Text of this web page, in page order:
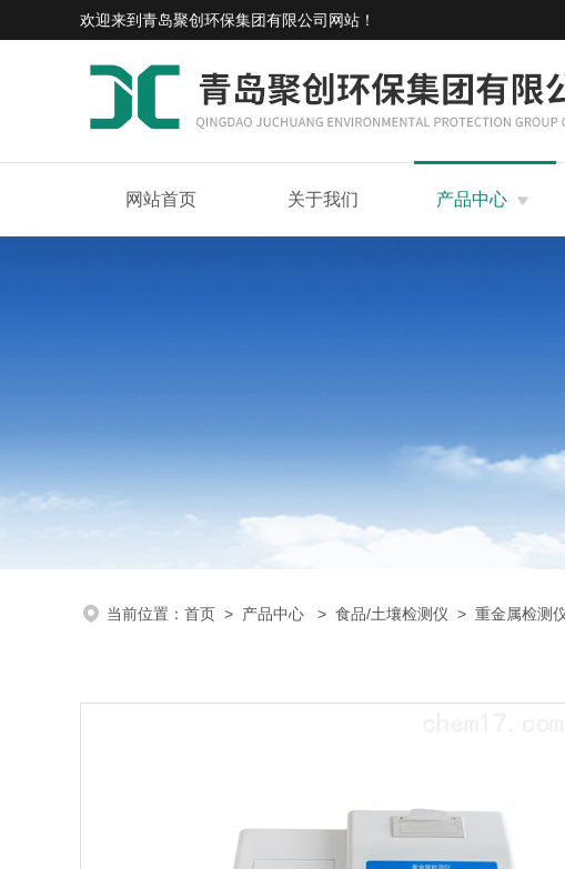
欢迎来到青岛聚创环保集团有限公司网站 ！
网站首页 关于我们 产品中心
当前位置： 首页 > 产品中心 > 食品/土壤检测仪 > 重金属检测